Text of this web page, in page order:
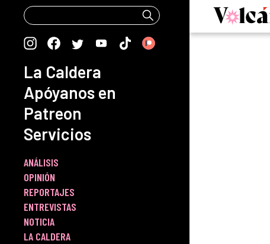
content
La Caldera
Apóyanos en
Patreon
Servicios
ANÁLISIS
OPINIÓN
REPORTAJES
ENTREVISTAS
NOTICIA
LA CALDERA